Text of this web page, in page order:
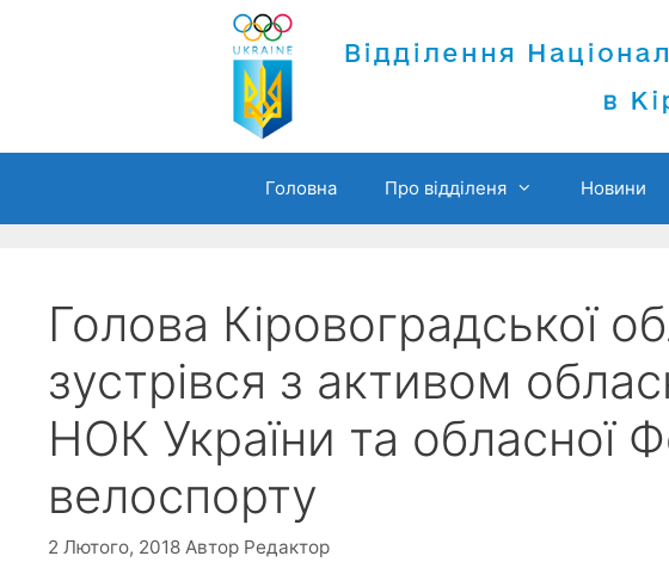
Головна Про відділеня Новини
Голова Кіровоградської
зустрівся з активом
НОК України та обласної
велоспорту
2 Лютого, 2018 Автор Редактор